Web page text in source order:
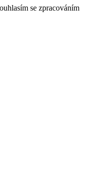
se zpracováním